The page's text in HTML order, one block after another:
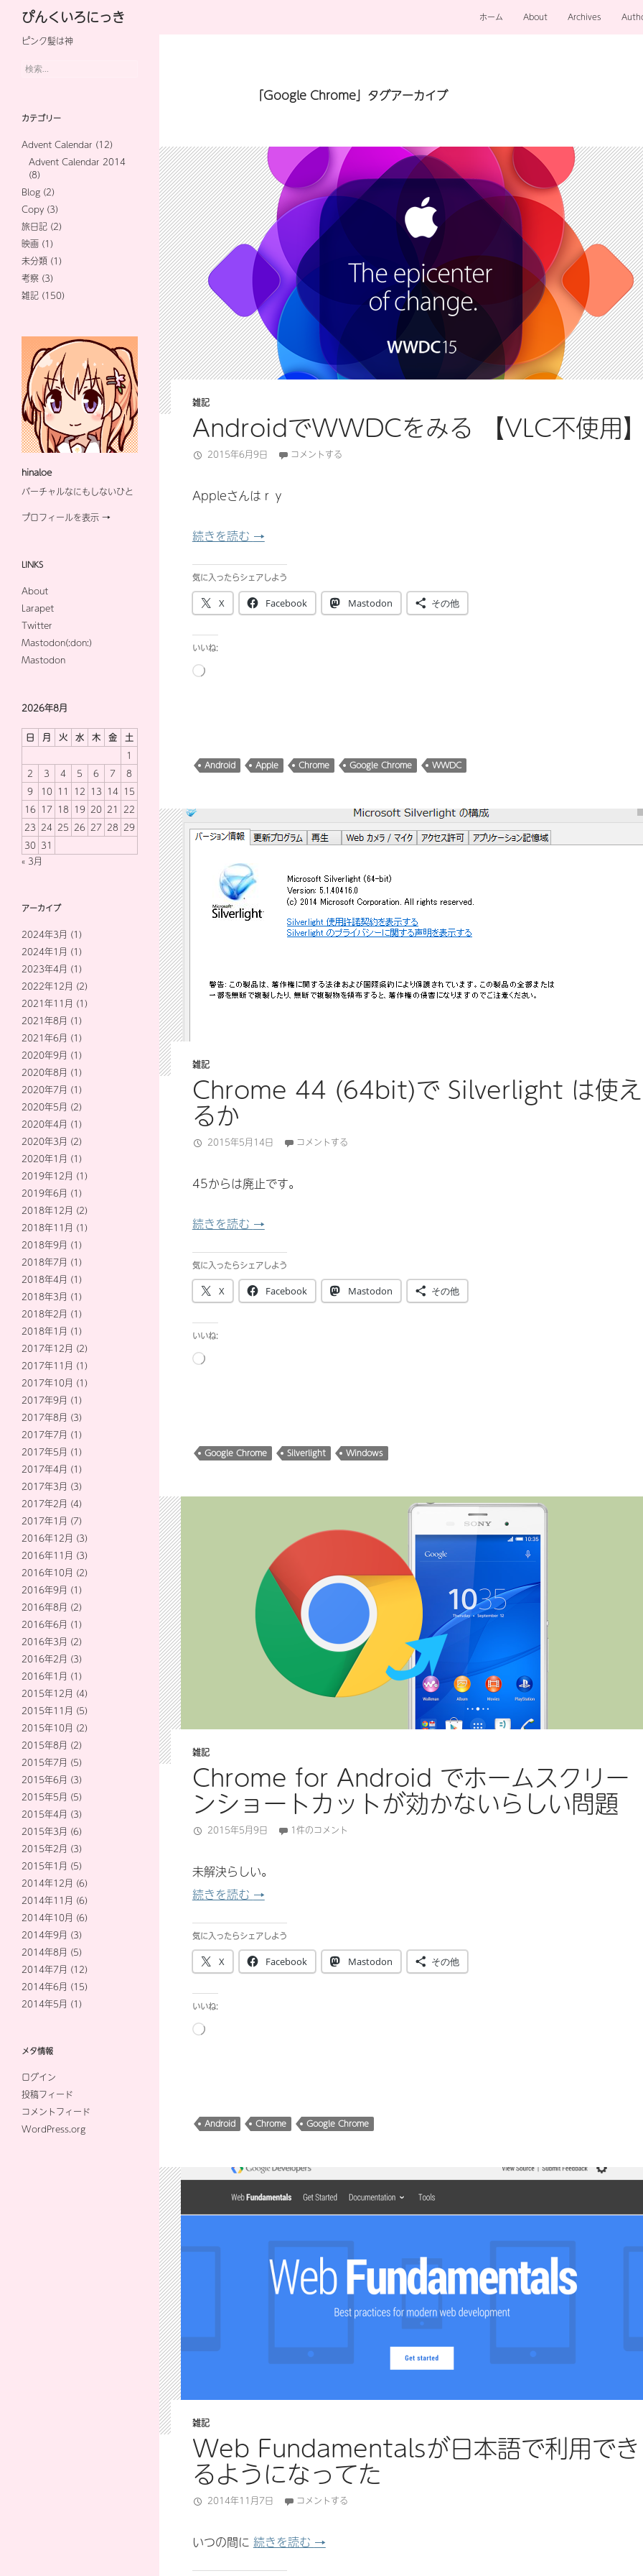
ぴんくいろにっき ホーム About Archives
「Google Chrome」タグアーカイブ
雑記
AndroidでWWDCをみる 【VLC不使用
2015年6月9日 コメントする
Appleさんはｒｙ
続きを読む AndroidでWWDCをみる 【VLC不使用】
→
気に入ったらシェアしよう
X Facebook Mastodon その他
いいね:
読
Android Apple Chrome Google Chrome WWDC
雑記
Chrome 44 (64bit)で Silverlight は使え
るか
2015年5月14日 コメントする
45からは廃止です。
続きを読む Chrome 44 (64bit)で Silverlight は使えるか
→
気に入ったらシェアしよう
X Facebook Mastodon その他
いいね:
読
Google Chrome Silverlight Windows
雑記
Chrome for Android でホームスクリー
ンショートカットが効かないらしい問題
2015年5月9日 1件のコメント
未解決らしい。
続きを読む Chrome for Android でホームスクリーンショートカットが効かないらし
→
気に入ったらシェアしよう
X Facebook Mastodon その他
いいね:
読
Android Chrome Google Chrome
雑記
Web Fundamentalsが日本語で利用でき
るようになってた
2014年11月7日 コメントする
いつの間に 続きを読む Web Fundamentalsが日本語で利用できるようになってた
→
ピンク髪は神
検
カテゴリー
Advent Calendar (12)
Advent Calendar 2014
(8)
Blog (2)
Copy (3)
旅日記 (2)
映画 (1)
未分類 (1)
考察 (3)
雑記 (150)
hinaloe
バーチャルなにもしないひと
プロフィールを表示 →
LINKS
About
Larapet
Twitter
Mastodon(:don:)
Mastodon
2026年8月
日 月 火 水 木 金
土
1
2
3 4 5 6 7
8
9
10 11 12 13 14 15
16 17 18 19 20 21 22
23 24 25 26 27 28 29
30 31
« 3月
アーカイブ
2024年3月 (1)
2024年1月 (1)
2023年4月 (1)
2022年12月 (2)
2021年11月 (1)
2021年8月 (1)
2021年6月 (1)
2020年9月 (1)
2020年8月 (1)
2020年7月 (1)
2020年5月 (2)
2020年4月 (1)
2020年3月 (2)
2020年1月 (1)
2019年12月 (1)
2019年6月 (1)
2018年12月 (2)
2018年11月 (1)
2018年9月 (1)
2018年7月 (1)
2018年4月 (1)
2018年3月 (1)
2018年2月 (1)
2018年1月 (1)
2017年12月 (2)
2017年11月 (1)
2017年10月 (1)
2017年9月 (1)
2017年8月 (3)
2017年7月 (1)
2017年5月 (1)
2017年4月 (1)
2017年3月 (3)
2017年2月 (4)
2017年1月 (7)
2016年12月 (3)
2016年11月 (3)
2016年10月 (2)
2016年9月 (1)
2016年8月 (2)
2016年6月 (1)
2016年3月 (2)
2016年2月 (3)
2016年1月 (1)
2015年12月 (4)
2015年11月 (5)
2015年10月 (2)
2015年8月 (2)
2015年7月 (5)
2015年6月 (3)
2015年5月 (5)
2015年4月 (3)
2015年3月 (6)
2015年2月 (3)
2015年1月 (5)
2014年12月 (6)
2014年11月 (6)
2014年10月 (6)
2014年9月 (3)
2014年8月 (5)
2014年7月 (12)
2014年6月 (15)
2014年5月 (1)
メタ情報
ログイン
投稿フィード
コメントフィード
WordPress.org